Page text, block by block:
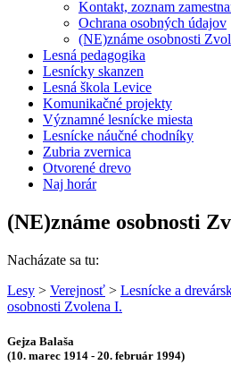
Kontakt, zoznam
Ochrana osobných údajov
(NE)známe osobnosti
Lesná pedagogika
Lesnícky skanzen
Lesná škola Levice
Komunikačné projekty
Významné lesnícke miesta
Lesnícke náučné chodníky
Zubria zvernica
Otvorené drevo
Naj horár
(NE)známe osobnosti
Nacházate sa tu:
Lesy > Verejnosť > Lesnícke a
osobnosti Zvolena I.
Gejza Balaša
(10. marec 1914 - 20. február 1994)